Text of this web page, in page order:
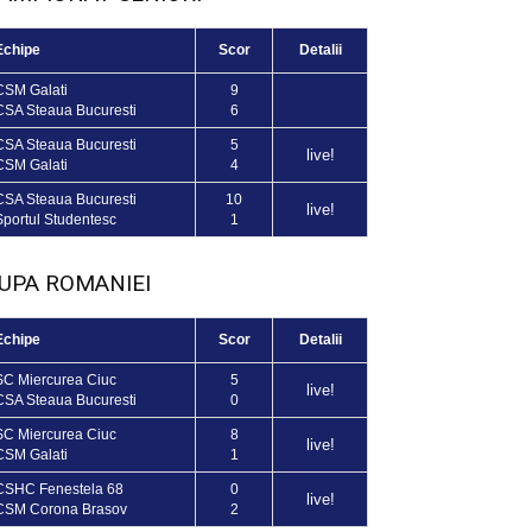
Scor Detalii
Galati
Steaua Bucuresti
9
6
Steaua Bucuresti
Galati
5
4
live!
Steaua Bucuresti
Studentesc
10
1
live!
ROMANIEI
Scor Detalii
Miercurea Ciuc
Steaua Bucuresti
5
0
live!
Miercurea Ciuc
Galati
8
1
live!
Fenestela 68
Corona Brasov
0
2
live!